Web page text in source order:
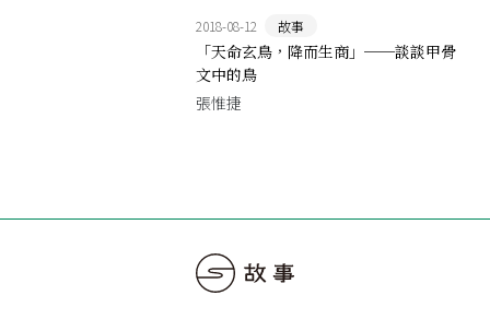
2018-08-12 故事
「天命玄鳥，降而生商」──談談甲骨
文中的鳥
張惟捷